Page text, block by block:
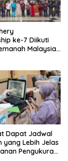
ke-7 Diikuti
Malaysia
Dapat Jadwal
yang Lebih Jelas
Pengukuran